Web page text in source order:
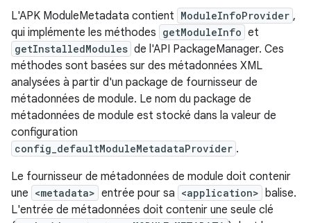
L'APK ModuleMetadata contient ModuleInfoProvider ,
qui implémente les méthodes getModuleInfo et
getInstalledModules de l'API PackageManager. Ces
méthodes sont basées sur des métadonnées XML
analysées à partir d'un package de fournisseur de
métadonnées de module. Le nom du package de
métadonnées de module est stocké dans la valeur de
configuration
config_defaultModuleMetadataProvider .
Le fournisseur de métadonnées de module doit contenir
une <metadata> entrée pour sa <application> balise.
L'entrée de métadonnées doit contenir une seule clé